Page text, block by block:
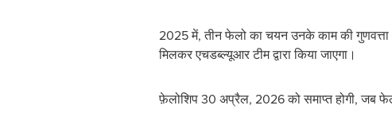
2025 में, तीन फेलो का चयन उनके काम की
मिलकर एचडब्ल्यूआर टीम द्वारा किया जाएगा।
फ़ेलोशिप 30 अप्रैल, 2026 को समाप्‍त होगी, जब